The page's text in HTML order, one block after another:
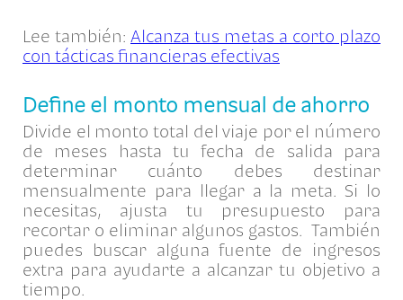
Lee también: Alcanza tus metas a corto plazo
con tácticas financieras efectivas
Define el monto mensual de ahorro
Divide el monto total del viaje por el número
de meses hasta tu fecha de salida para
determinar cuánto debes destinar
mensualmente para llegar a la meta. Si lo
necesitas, ajusta tu presupuesto para
recortar o eliminar algunos gastos. También
puedes buscar alguna fuente de ingresos
extra para ayudarte a alcanzar tu objetivo a
tiempo.